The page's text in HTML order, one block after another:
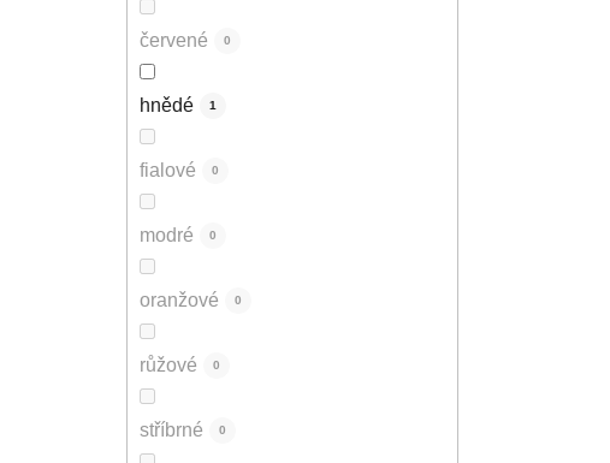
červené 0
hnědé 1
fialové 0
modré 0
oranžové 0
růžové 0
stříbrné 0